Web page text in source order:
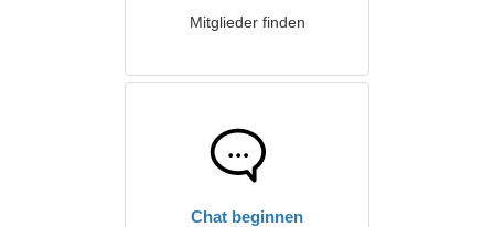
Mitglieder finden
Chat beginnen